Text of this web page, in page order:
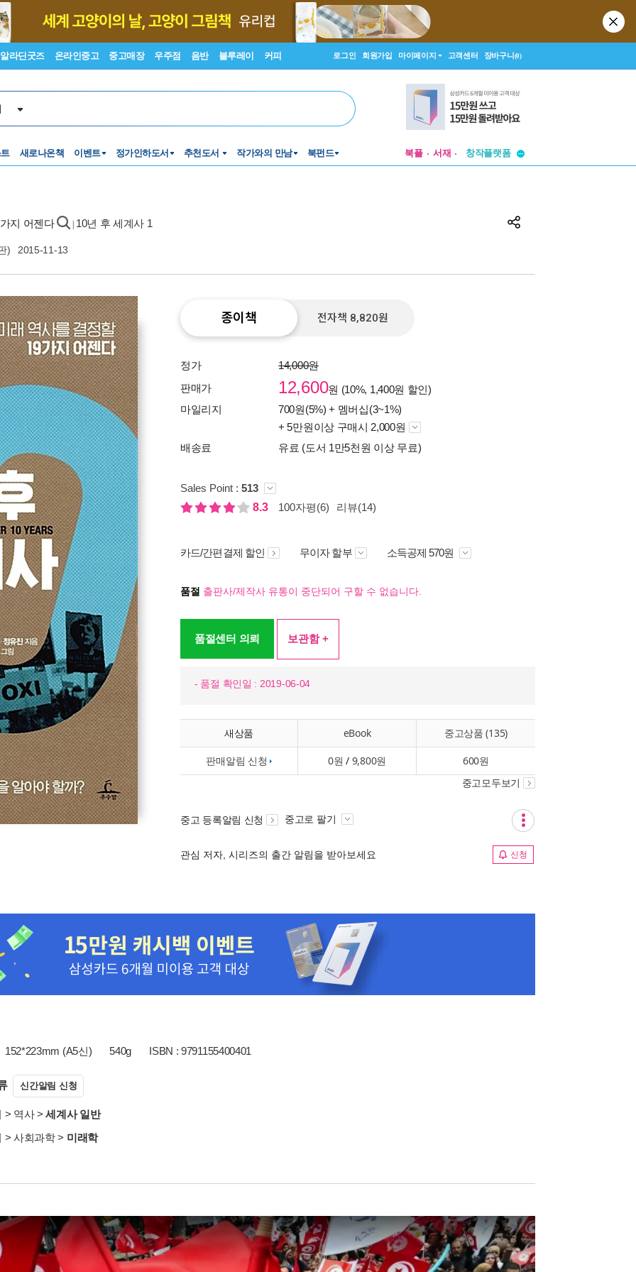
알라딘굿즈 온라인중고 중고매장 우주점 음반 블루레이 커피 로그인 회원가입 마이페이지 고객센터 장바구니(0)
새로나온책 이벤트 정가인하도서 추천도서 작가와의 만남 북펀드 북플 서재
창작플랫폼
투비컨티뉴드
지 어젠다 10년 후 세계사 1
) 2015-11-13
종이책 전자책 8,820원
정가
14,000원
판매가
12,600원 (10%, 1,400원 할인)
마일리지
700원(5%) + 멤버십(3~1%)
+ 5만원이상 구매시 2,000원
배송료
유료 (도서 1만5천원 이상 무료)
Sales Point : 513
8.3
100자평(6) 리뷰(14)
카드/간편결제 할인 무이자 할부 소득공제 570원
품절 출판사/제작사 유통이 중단되어 구할 수 없습니다.
품절센터 의뢰 보관함 +
- 품절 확인일 : 2019-06-04
새상품 eBook 중고상품 (135)
판매알림 신청 0원 / 9,800원 600원
중고모두보기
중고 등록알림 신청 중고로 팔기
관심 저자, 시리즈의 출간 알림을 받아보세요 신청
152*223mm (A5신) 540g ISBN : 9791155400401
신간알림 신청
> 역사>세계사 일반
> 사회과학> 미래학